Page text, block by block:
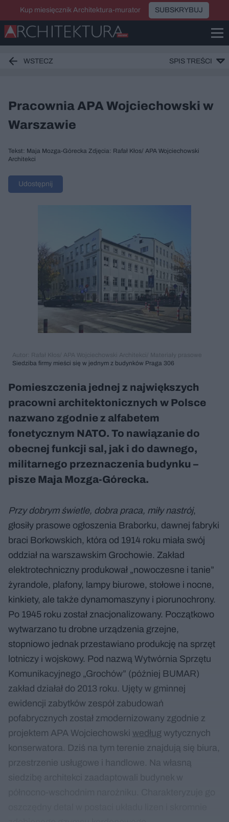
Kup miesięcznik Architektura-murator SUBSKRYBUJ
WSTECZ SPIS TREŚCI
Pracownia APA Wojciechowski w
Warszawie
Tekst: Maja Mozga-Górecka Zdjęcia: Rafał Kłos/ APA Wojciechowski
Architekci
Udostępnij
Autor: Rafał Kłos/ APA Wojciechowski Architekci/ Materiały prasowe
Siedziba firmy mieści się w jednym z budynków Praga 306
Pomieszczenia jednej z największych
pracowni architektonicznych w Polsce
nazwano zgodnie z alfabetem
fonetycznym NATO. To nawiązanie do
obecnej funkcji sal, jak i do dawnego,
militarnego przeznaczenia budynku –
pisze Maja Mozga-Górecka.
Przy dobrym świetle, dobra praca, miły nastrój,
głosiły prasowe ogłoszenia Braborku, dawnej fabryki
braci Borkowskich, która od 1914 roku miała swój
oddział na warszawskim Grochowie. Zakład
elektrotechniczny produkował „nowoczesne i tanie”
żyrandole, plafony, lampy biurowe, stołowe i nocne,
kinkiety, ale także dynamomaszyny i piorunochrony.
Po 1945 roku został znacjonalizowany. Początkowo
wytwarzano tu drobne urządzenia grzejne,
stopniowo jednak przestawiano produkcję na sprzęt
lotniczy i wojskowy. Pod nazwą Wytwórnia Sprzętu
Komunikacyjnego „Grochów” (później BUMAR)
zakład działał do 2013 roku. Ujęty w gminnej
ewidencji zabytków zespół zabudowań
pofabrycznych został zmodernizowany zgodnie z
projektem APA Wojciechowski według wytycznych
konserwatora. Dziś na tym terenie znajdują się biura,
przestrzenie usługowe i handlowe. Na własną